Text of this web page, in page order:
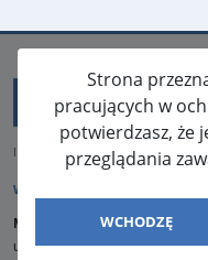
Strona
pracujących w
potwierdzasz, że
przeglądania
WCHODZĘ
ISSN: 2080-5438
WYDAWCA
Media-Press Sp. z o.o.
ul. Gwiaździsta 7B/8